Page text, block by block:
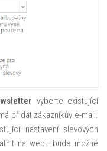
vyberte existující
přidat zákazníkův e-mail.
nastavení slevových
na webu bude možné